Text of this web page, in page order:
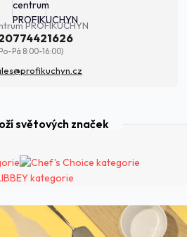
PROFIKUCHYN
Pá 8:00-16:00)
světových značek